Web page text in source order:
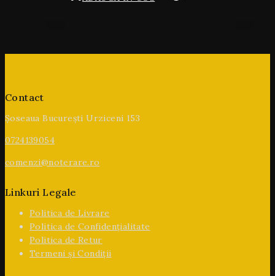
Contact
Șoseaua București Urziceni 153
0724139054
comenzi@noterare.ro
Linkuri Legale
Politica de Livrare
Politica de Confidențialitate
Politica de Retur
Termeni și Condiții